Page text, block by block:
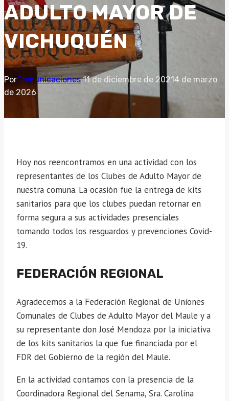
ADULTO MAYOR DE
VICHUQUÉN
PorComunicaciones 11 de diciembre de 20214 de marzo
de 2026
Hoy nos reencontramos en una actividad con los
representantes de los Clubes de Adulto Mayor de
nuestra comuna. La ocasión fue la entrega de kits
sanitarios para que los clubes puedan retornar en
forma segura a sus actividades presenciales
tomando todos los resguardos y prevenciones Covid-
19.
FEDERACIÓN REGIONAL
Agradecemos a la Federación Regional de Uniones
Comunales de Clubes de Adulto Mayor del Maule y a
su representante don José Mendoza por la iniciativa
de los kits sanitarios la que fue financiada por el
FDR del Gobierno de la región del Maule.
En la actividad contamos con la presencia de la
Coordinadora Regional del Senama, Sra. Carolina